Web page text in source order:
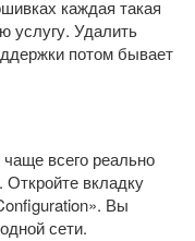
каждая такая
услугу. Удалить
потом бывает
чаще всего реально
вкладку
Вы
сети.